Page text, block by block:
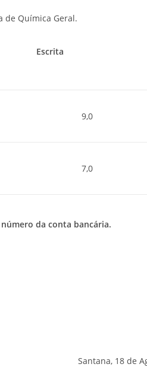
de Química Geral.
Escrita
9,0
7,0
da conta bancária.
Santana, 18 de